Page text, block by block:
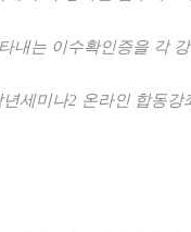
내는 이수확인증을 각
년세미나2 온라인 합동강